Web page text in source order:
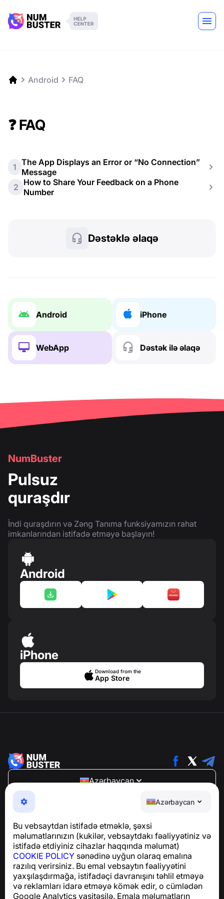
Azərbaycan
Bu vebsaytdan istifadə etməklə, şəxsi
məlumatlarınızın (kukilər, vebsaytdakı fəaliyyətiniz və
istifadə etdiyiniz cihazlar haqqında məlumat)
COOKIE POLICY sənədinə uyğun olaraq emalına
razılıq verirsiniz. Bu emal vebsaytın fəaliyyətini
yaxşılaşdırmağa, istifadəçi davranışını təhlil etməyə
və reklamları idarə etməyə kömək edir, o cümlədən
Google Analytics vasitəsilə. Emala məlumatların
Android FAQ
❓ FAQ
1 The App Displays an Error or “No Connection”
Message
2 How to Share Your Feedback on a Phone
Number
Dəstəklə əlaqə
Android iPhone
WebApp Dəstək ilə əlaqə
NumBuster
Pulsuz
quraşdır
İndi quraşdırın və Zəng Tanıma funksiyamızın rahat
imkanlarından istifadə etməyə başlayın!
Android
iPhone
Download from the
App Store
Azərbaycan
NumBuster © 2013—2026 ·
support@numbuster.com
Telefon fırıldaqlarından, spam və arzuolunmaz
GDPR uyğunluğu ilə bağlı suallar üçün:
support@numbuster.com
Yardım Mərkəzi
Xəbərlər və Məqalələr
Layihə haqqında